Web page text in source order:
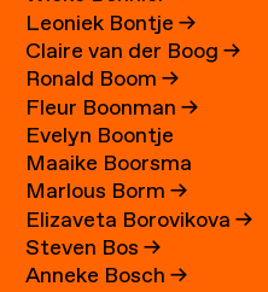
Leoniek Bontje→
Claire van der Boog→
Ronald Boom→
Fleur Boonman→
Evelyn Boontje
Maaike Boorsma
Marlous Borm→
Elizaveta Borovikova→
Steven Bos→
Anneke Bosch→